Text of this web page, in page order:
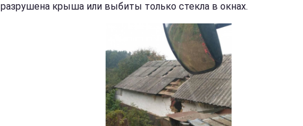
разрушена крыша или выбиты только стекла в окнах.